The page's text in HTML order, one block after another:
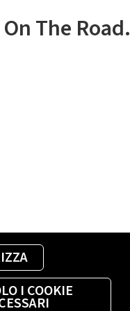
I COOKIE
The Road.